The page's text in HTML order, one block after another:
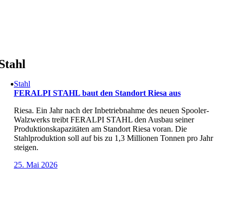
Stahl
FERALPI STAHL baut den Standort Riesa aus
Riesa. Ein Jahr nach der Inbetriebnahme des neuen Spooler-
Walzwerks treibt FERALPI STAHL den Ausbau seiner
Produktionskapazitäten am Standort Riesa voran. Die
Stahlproduktion soll auf bis zu 1,3 Millionen Tonnen pro Jahr
steigen.
25. Mai 2026